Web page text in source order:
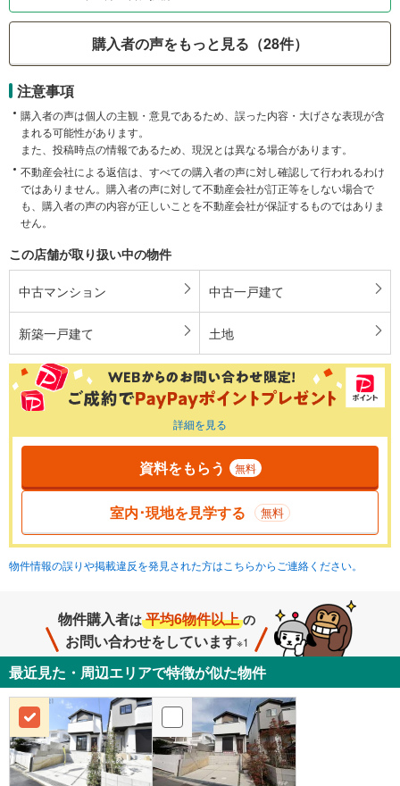
購入者の声をもっと見る（28件）
注意事項
購入者の声は個人の主観・意見であるため、誤った内容・大げさな表現が含
まれる可能性があります。
また、投稿時点の情報であるため、現況とは異なる場合があります。
不動産会社による返信は、すべての購入者の声に対し確認して行われるわけ
ではありません。購入者の声に対して不動産会社が訂正等をしない場合で
も、購入者の声の内容が正しいことを不動産会社が保証するものではありま
せん。
この店舗が取り扱い中の物件
中古マンション 中古一戸建て
新築一戸建て 土地
詳細を見る
資料をもらう 無料
室内･現地を見学する 無料
物件情報の誤りや掲載違反を発見された方はこちらからご連絡ください。
物件購入者は 平均6物件以上 の
お問い合わせをしています※1
最近見た・周辺エリアで特徴が似た物件